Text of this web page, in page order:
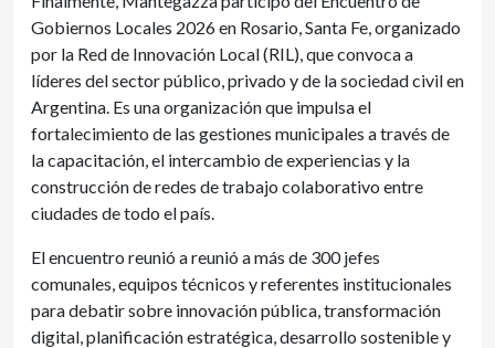
Gobiernos Locales 2026 en Rosario, Santa Fe, organizado
por la Red de Innovación Local (RIL), que convoca a
líderes del sector público, privado y de la sociedad civil en
Argentina. Es una organización que impulsa el
fortalecimiento de las gestiones municipales a través de
la capacitación, el intercambio de experiencias y la
construcción de redes de trabajo colaborativo entre
ciudades de todo el país.
El encuentro reunió a reunió a más de 300 jefes
comunales, equipos técnicos y referentes institucionales
para debatir sobre innovación pública, transformación
digital, planificación estratégica, desarrollo sostenible y